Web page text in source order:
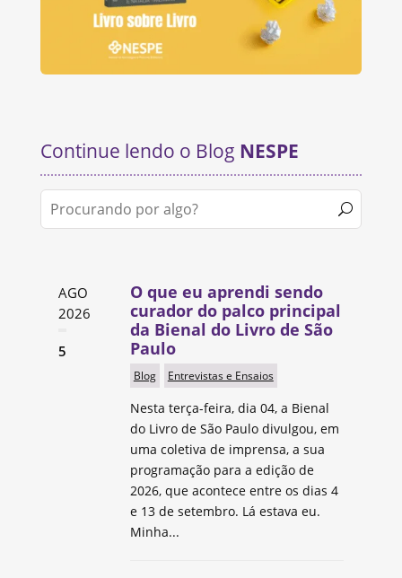
Continue lendo o Blog NESPE
AGO
2026
5
O que eu aprendi sendo
curador do palco principal
da Bienal do Livro de São
Paulo
Blog Entrevistas e Ensaios
Nesta terça-feira, dia 04, a Bienal
do Livro de São Paulo divulgou, em
uma coletiva de imprensa, a sua
programação para a edição de
2026, que acontece entre os dias 4
e 13 de setembro. Lá estava eu.
Minha...